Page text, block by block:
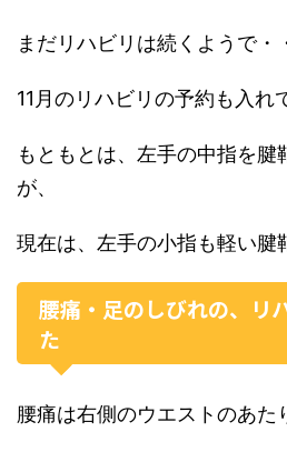
まだリハビリは続くようで・
11月のリハビリの予約も入れ
もともとは、左手の中指を腱
が、
現在は、左手の小指も軽い腱
腰痛・足のしびれの、リ
た
腰痛は右側のウエストのあた